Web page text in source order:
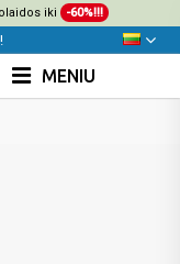
iki -60%!!!
MENIU